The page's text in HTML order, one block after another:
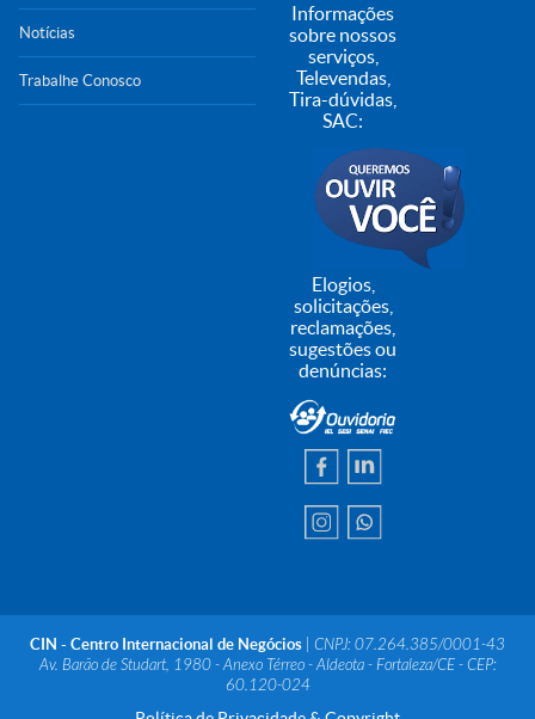
Notícias
Trabalhe Conosco
Informações
sobre nossos
serviços,
Televendas,
Tira-dúvidas,
SAC:
Elogios,
solicitações,
reclamações,
sugestões ou
denúncias:
CIN - Centro Internacional de Negócios
| CNPJ: 07.264.385/0001-43
Av. Barão de Studart, 1980 - Anexo Térreo - Aldeota - Fortaleza/CE - CEP:
60.120-024